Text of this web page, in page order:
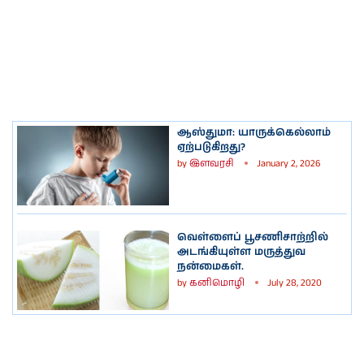
ஆஸ்துமா: யாருக்கெல்லாம்
ஏற்படுகிறது?
byஇளவரசி January 2, 2026
வெள்ளைப் பூசணிசாற்றில்
அடங்கியுள்ள மருத்துவ
நன்மைகள்.
byகனிமொழி July 28, 2020